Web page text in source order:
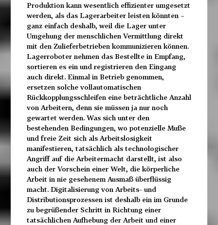
Produktion kann wesentlich effizienter umgesetzt
werden, als das Lagerarbeiter leisten könnten –
ganz einfach deshalb, weil die Lager unter
Umgehung der menschlichen Vermittlung direkt
mit den Zulieferbetrieben kommunizieren können.
Lagerroboter nehmen das Bestellte in Empfang,
sortieren es ein und registrieren den Eingang
auch direkt. Einmal in Betrieb genommen,
ersetzen solche vollautomatischen
Rückkopplungsschleifen eine beträchtliche Anzahl
von Arbeitern, denn sie müssen ja nur noch
gewartet werden. Was sich unter den
bestehenden Bedingungen, wo potenzielle Muße
und freie Zeit sich als Arbeitslosigkeit
manifestieren,tatsächlich als technologischer
Angriff auf die Arbeitermacht darstellt, ist also
auch der Vorschein einer Welt, die körperliche
Arbeit in nie gesehenem Ausmaß überflüssig
macht. Digitalisierung von Arbeits- und
Distributionsprozessen ist deshalb ein im Grunde
zu begrüßender Schritt in Richtung einer
tatsächlichen Aufhebung der Arbeit und einer